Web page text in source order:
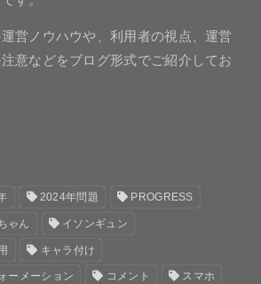
営ノウハウや、利用者の視点、運営
意などをブログ形式でご紹介してお
2024年問題 PROGRESS
ゃん イソンギュン
キャラ付け
ーメーション コメント スマホ